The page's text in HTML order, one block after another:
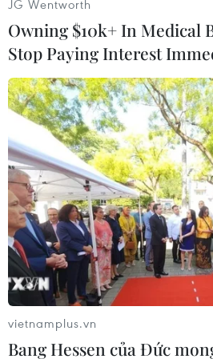
#Trung tâm thương mại #truy
#khủng bố
#vũ trang #tội
JG Wentworth
Owning $10k+ In Medical
Stop Paying Interest
vietnamplus.vn
Bang Hessen của Đức